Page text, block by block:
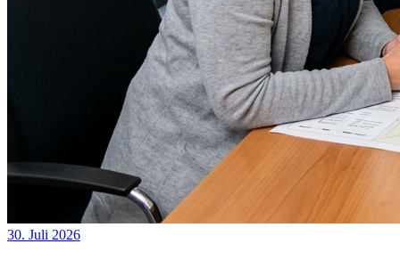
30. Juli 2026